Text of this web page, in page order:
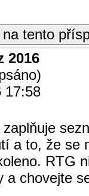
tento
2016
17:58
a to, že se
RTG
a chovejte